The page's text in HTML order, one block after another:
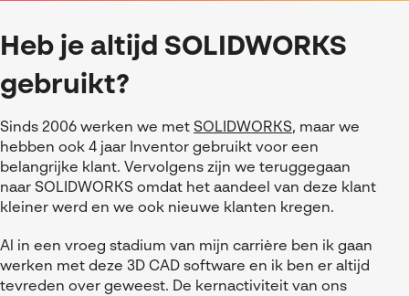
Heb je altijd SOLIDWORKS
gebruikt?
Sinds 2006 werken we met SOLIDWORKS, maar we
hebben ook 4 jaar Inventor gebruikt voor een
belangrijke klant. Vervolgens zijn we teruggegaan
naar SOLIDWORKS omdat het aandeel van deze klant
kleiner werd en we ook nieuwe klanten kregen.
Al in een vroeg stadium van mijn carrière ben ik gaan
werken met deze 3D CAD software en ik ben er altijd
tevreden over geweest. De kernactiviteit van ons